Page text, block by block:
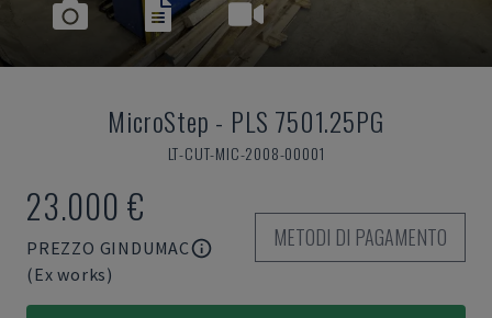
MicroStep - PLS 7501.25PG
LT-CUT-MIC-2008-00001
23.000 €
PREZZO GINDUMAC
(Ex works)
METODI DI PAGAMENTO